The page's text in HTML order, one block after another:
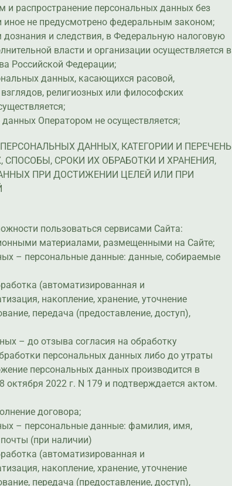
и распространение персональных данных без
иное не предусмотрено федеральным законом;
и следствия, в Федеральную налоговую
власти и организации осуществляется в
Российской Федерации;
данных, касающихся расовой,
религиозных или философских
Оператором не осуществляется;
ДАННЫХ, КАТЕГОРИИ И ПЕРЕЧЕНЬ
СРОКИ ИХ ОБРАБОТКИ И ХРАНЕНИЯ,
ПРИ ДОСТИЖЕНИИ ЦЕЛЕЙ ИЛИ ПРИ
пользоваться сервисами Сайта:
материалами, размещенными на Сайте;
– персональные данные: данные, собираемые
(автоматизированная и
накопление, хранение, уточнение
передача (предоставление, доступ),
– до отзыва согласия на обработку
персональных данных либо до утраты
персональных данных производится в
2022 г. N 179 и подтверждается актом.
договора;
– персональные данные: фамилия, имя,
(при наличии)
(автоматизированная и
накопление, хранение, уточнение
передача (предоставление, доступ),